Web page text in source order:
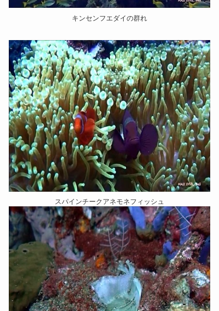
キンセンフエダイの群れ
スパインチークアネモネフィッシュ